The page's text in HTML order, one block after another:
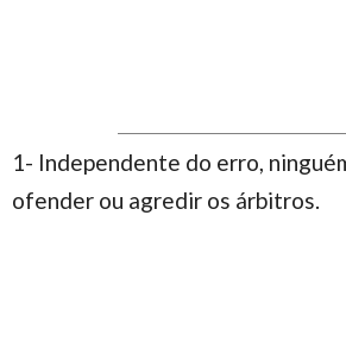
1- Independente do erro,
ofender ou agredir os árbitros.